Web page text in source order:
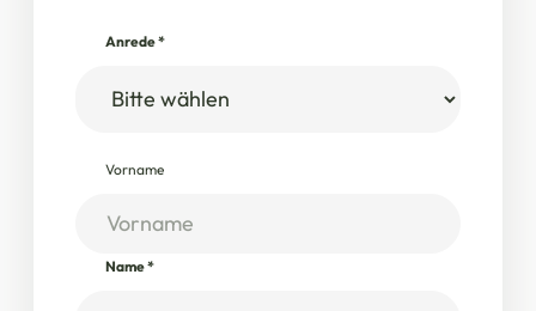
Anrede*
Vorname
Name*